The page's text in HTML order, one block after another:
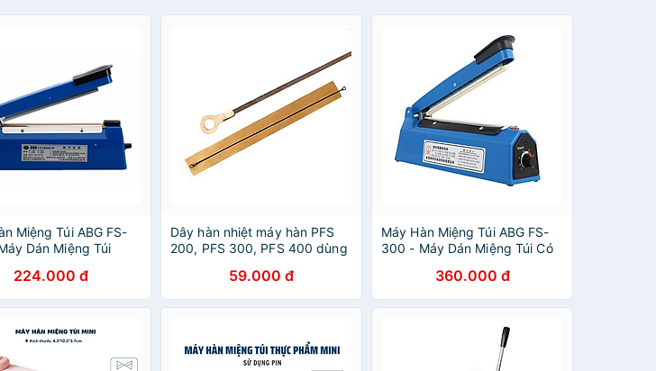
Miệng Túi ABG FS-
Dán Miệng Túi
Áp Dụng Phổ Biến
Sống – Hàng Chính
224.000 đ
Dây hàn nhiệt máy hàn PFS
200, PFS 300, PFS 400 dùng
hàn nhiệt máy hàn 20cm
(2mm), 30cm (2mm), và
40cm (2mm) - Hàng chính
59.000 đ
Máy Hàn Miệng Túi ABG FS-
300 - Máy Dán Miệng Túi Có
30cm Giúp Bảo Quản Thực
Vật Tươi Lâu Hơn, Áp Dụng
Phổ Biến Trong Đời Sống –
360.000 đ